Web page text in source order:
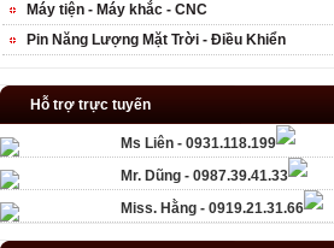
Máy tiện - Máy khắc - CNC
Pin Năng Lượng Mặt Trời - Điều Khiển
Hỗ trợ trực tuyến
Ms Liên - 0931.118.199
Mr. Dũng - 0987.39.41.33
Miss. Hằng - 0919.21.31.66